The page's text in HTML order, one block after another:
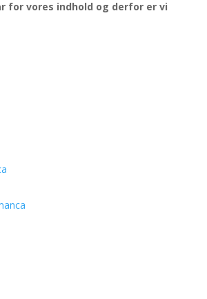
for vores indhold og derfor er vi